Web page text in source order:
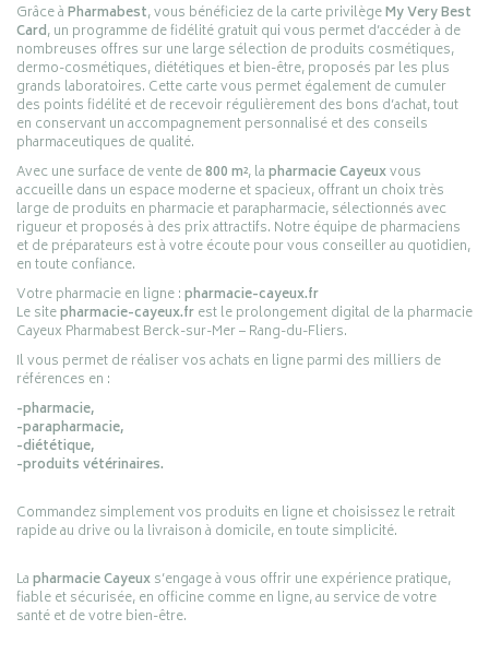
Grâce àPharmabest, vous bénéficiez de la carte privilègeMy Very Best
Card, un programme de fidélité gratuit qui vous permet d’accéder à de
nombreuses offres sur une large sélection de produits cosmétiques,
dermo-cosmétiques, diététiques et bien-être, proposés par les plus
grands laboratoires. Cette carte vous permet également de cumuler
des points fidélité et de recevoir régulièrement des bons d’achat, tout
en conservant un accompagnement personnalisé et des conseils
pharmaceutiques de qualité.
Avec une surface de vente de800 m², lapharmacie Cayeuxvous
accueille dans un espace moderne et spacieux, offrant un choix très
large de produits en pharmacie et parapharmacie, sélectionnés avec
rigueur et proposés à des prix attractifs. Notre équipe de pharmaciens
et de préparateurs est à votre écoute pour vous conseiller au quotidien,
en toute confiance.
Votre pharmacie en ligne :pharmacie-cayeux.fr
Le sitepharmacie-cayeux.frest le prolongement digital de la pharmacie
Cayeux Pharmabest Berck-sur-Mer – Rang-du-Fliers.
Il vous permet de réaliser vos achats en ligne parmi des milliers de
références en :
-pharmacie,
-parapharmacie,
-diététique,
-produits vétérinaires.
Commandez simplement vos produits en ligne et choisissez le retrait
rapide au drive ou la livraison à domicile, en toute simplicité.
Lapharmacie Cayeuxs’engage à vous offrir une expérience pratique,
fiable et sécurisée, en officine comme en ligne, au service de votre
santé et de votre bien-être.